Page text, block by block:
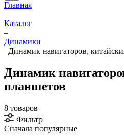
Главная
–
Каталог
–
Динамики
–Динамик навигаторов,
Динамик
планшетов
8 товаров
Фильтр
Сначала популярные